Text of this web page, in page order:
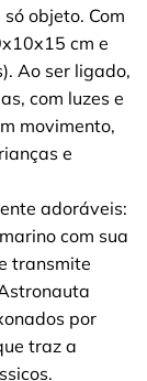
objeto. Com
cm e
Ao ser ligado,
com luzes e
movimento,
e
adoráveis:
com sua
transmite
por
traz a